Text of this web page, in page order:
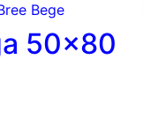
50×80